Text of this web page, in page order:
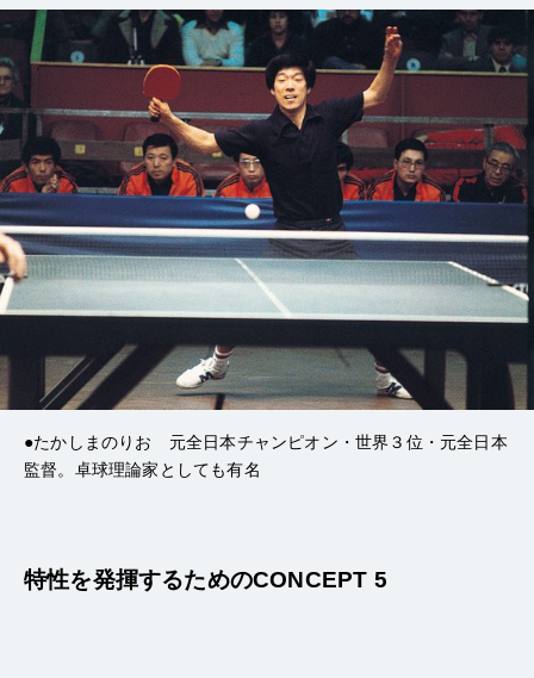
●たかしまのりお 元全日本チャンピオン・世界３位・元全日本
監督。卓球理論家としても有名
特性を発揮するためのCONCEPT 5